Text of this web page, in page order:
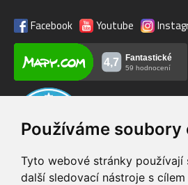
Používáme soubory
Tyto webové stránky používají
další sledovací nástroje s
Facebook Youtube